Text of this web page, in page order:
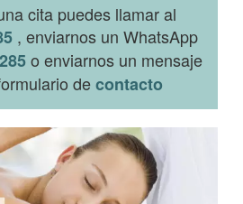
cita puedes llamar al
, enviarnos un WhatsApp
o enviarnos un mensaje
decontacto